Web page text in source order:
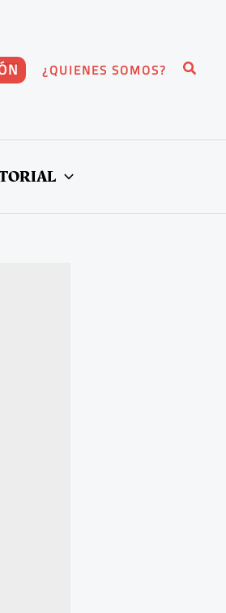
¿QUIENES SOMOS? Buscar